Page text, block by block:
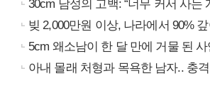
30cm 남성의 고백: “너무 커서 사는
빚 2,000만원 이상, 나라에서 90%
5cm 왜소남이 한 달 만에 거물 된 사
아내 몰래 처형과 목욕한 남자.. 충